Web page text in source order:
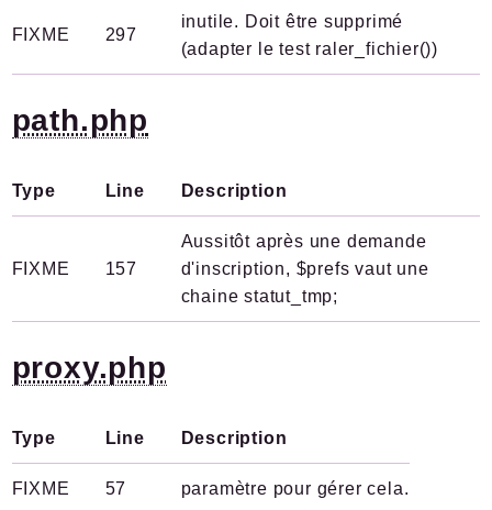
FIXME 297
inutile. Doit être supprimé
(adapter le test raler_fichier())
path.php
Type Line Description
FIXME 157
Aussitôt après une demande
d'inscription, $prefs vaut une
chaine statut_tmp;
proxy.php
Type Line Description
FIXME 57 paramètre pour gérer cela.